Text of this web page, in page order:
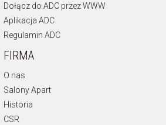
Dołącz do ADC przez WWW
Aplikacja ADC
Regulamin ADC
FIRMA
O nas
Salony Apart
Historia
CSR